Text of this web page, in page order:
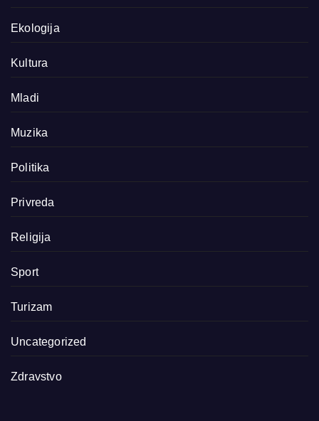
Ekologija
Kultura
Mladi
Muzika
Politika
Privreda
Religija
Sport
Turizam
Uncategorized
Zdravstvo